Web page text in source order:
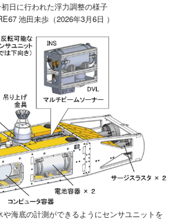
初日に行われた浮力調整の様子
池田未歩（2026年3月6日 ）
や海底の計測ができるようにセンサユニットを